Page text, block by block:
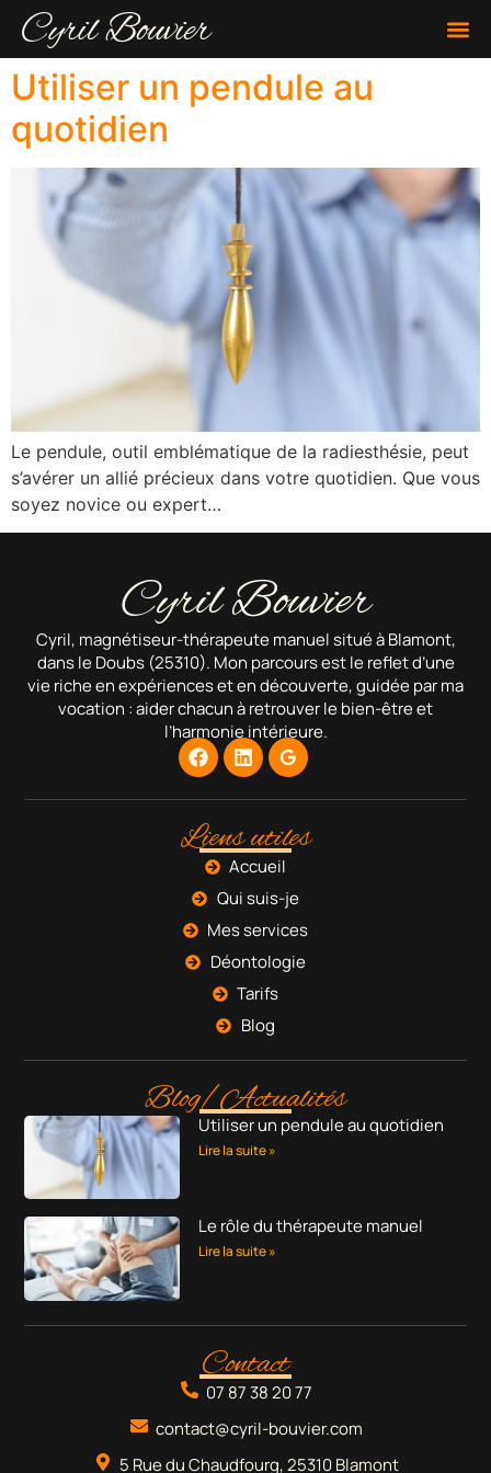
Cyril Bouvier
Utiliser un pendule au
quotidien
Le pendule, outil emblématique de la radiesthésie, peut
s’avérer un allié précieux dans votre quotidien. Que vous
soyez novice ou expert…
Cyril Bouvier
Cyril, magnétiseur-thérapeute manuel situé à Blamont,
dans le Doubs (25310). Mon parcours est le reflet d’une
vie riche en expériences et en découverte, guidée par ma
vocation : aider chacun à retrouver le bien-être et
l’harmonie intérieure.
Liens utiles
Accueil
Qui suis-je
Mes services
Déontologie
Tarifs
Blog
Blog/Actualités
Utiliser un pendule au quotidien
Lire la suite »
Le rôle du thérapeute manuel
Lire la suite »
Contact
07 87 38 20 77
contact@cyril-bouvier.com
5 Rue du Chaudfourg, 25310 Blamont